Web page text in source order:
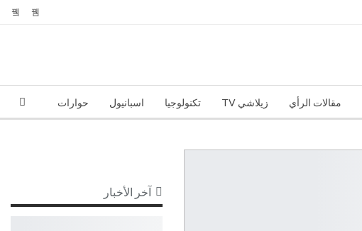
مقالات الرأي زيلاشي TV تكنولوجيا اسبانيول حوارات
آخر الأخبار